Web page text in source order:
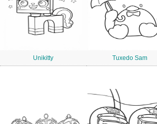
Unikitty Tuxedo Sam